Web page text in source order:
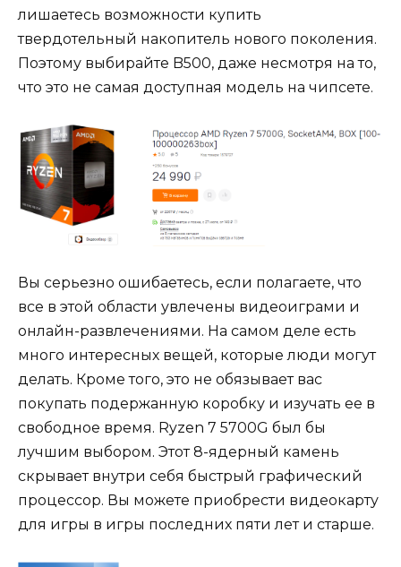
лишаетесь возможности купить
твердотельный накопитель нового поколения.
Поэтому выбирайте B500, даже несмотря на то,
что это не самая доступная модель на чипсете.
Вы серьезно ошибаетесь, если полагаете, что
все в этой области увлечены видеоиграми и
онлайн-развлечениями. На самом деле есть
много интересных вещей, которые люди могут
делать. Кроме того, это не обязывает вас
покупать подержанную коробку и изучать ее в
свободное время. Ryzen 7 5700G был бы
лучшим выбором. Этот 8-ядерный камень
скрывает внутри себя быстрый графический
процессор. Вы можете приобрести видеокарту
для игры в игры последних пяти лет и старше.